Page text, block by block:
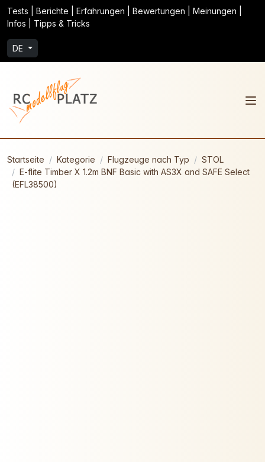
Tests | Berichte | Erfahrungen | Bewertungen | Meinungen |
Infos | Tipps & Tricks
DE
Startseite Kategorie Flugzeuge nach Typ
STOL
E-flite Timber X 1.2m BNF Basic with AS3X and SAFE Select
(EFL38500)